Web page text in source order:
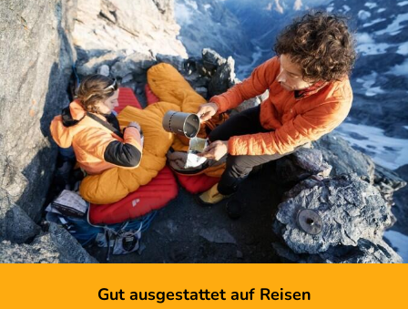
Gut ausgestattet auf Reisen